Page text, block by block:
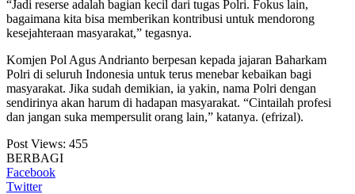
“Jadi reserse adalah bagian kecil dari tugas Polri. Fokus lain,
bagaimana kita bisa memberikan kontribusi untuk mendorong
kesejahteraan masyarakat,” tegasnya.
Komjen Pol Agus Andrianto berpesan kepada jajaran Baharkam
Polri di seluruh Indonesia untuk terus menebar kebaikan bagi
masyarakat. Jika sudah demikian, ia yakin, nama Polri dengan
sendirinya akan harum di hadapan masyarakat. “Cintailah profesi
dan jangan suka mempersulit orang lain,” katanya. (efrizal).
Post Views: 455
BERBAGI
Facebook
Twitter